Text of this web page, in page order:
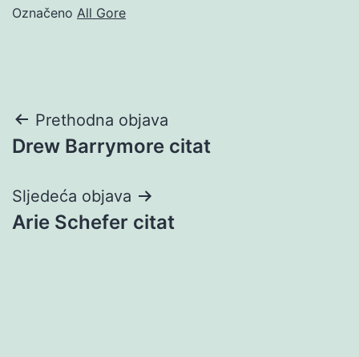
Označeno All Gore
Navigacija
objava
Prethodna objava
Drew Barrymore citat
Sljedeća objava
Arie Schefer citat